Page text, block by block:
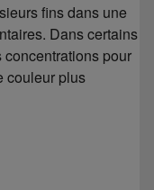
fins dans une
Dans certains
pour
couleur plus